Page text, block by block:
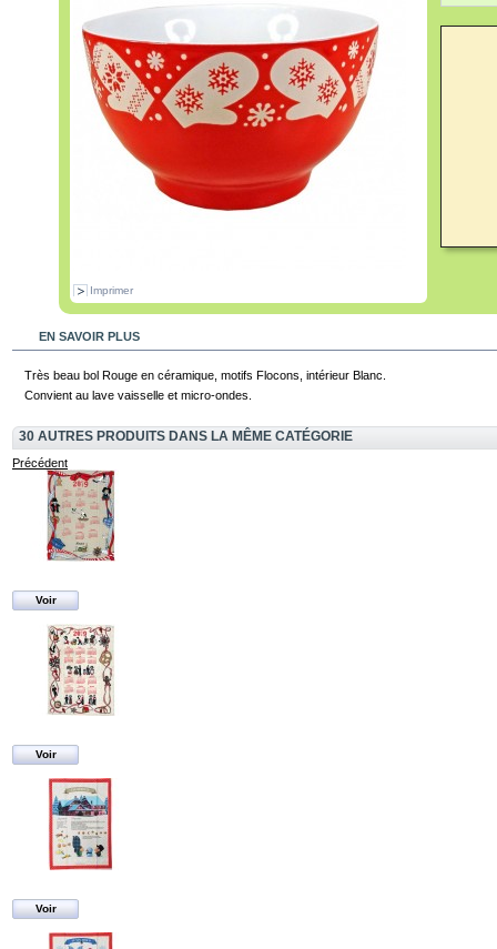
Imprimer
EN SAVOIR PLUS
Très beau bol Rouge en céramique, motifs Flocons, intérieur Blanc.
Convient au lave vaisselle et micro-ondes.
30 AUTRES PRODUITS DANS LA MÊME CATÉGORIE
Précédent
Voir
Voir
Voir